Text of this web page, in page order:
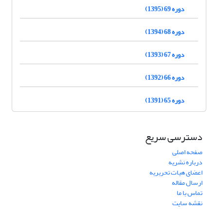
دوره 69 (1395)
دوره 68 (1394)
دوره 67 (1393)
دوره 66 (1392)
دوره 65 (1391)
دسترسی سریع
صفحه اصلی
درباره نشریه
اعضای هیات تحریریه
ارسال مقاله
تماس با ما
نقشه سایت